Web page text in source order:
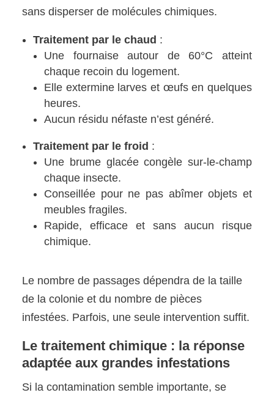
sans disperser de molécules chimiques.
Traitement par le chaud :
Une fournaise autour de 60°C atteint
chaque recoin du logement.
Elle extermine larves et œufs en quelques
heures.
Aucun résidu néfaste n’est généré.
Traitement par le froid :
Une brume glacée congèle sur-le-champ
chaque insecte.
Conseillée pour ne pas abîmer objets et
meubles fragiles.
Rapide, efficace et sans aucun risque
chimique.
Le nombre de passages dépendra de la taille
de la colonie et du nombre de pièces
infestées. Parfois, une seule intervention suffit.
Le traitement chimique : la réponse
adaptée aux grandes infestations
Si la contamination semble importante, se